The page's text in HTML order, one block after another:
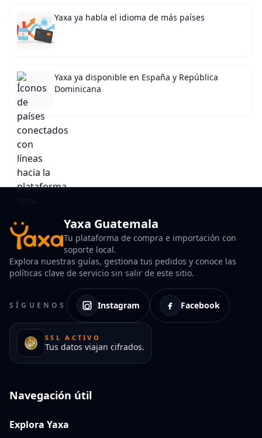
Yaxa ya habla el idioma de más países
Yaxa ya disponible en España y República
Dominicana
Yaxa Guatemala
Tu plataforma de compra e importación con
soporte local.
Explora nuestras guías, gestiona tus pedidos y conoce las
políticas clave de servicio sin salir de este sitio.
SÍGUENOS Instagram Facebook
SSL ACTIVO
Tus datos viajan cifrados.
Navegación útil
Explora Yaxa